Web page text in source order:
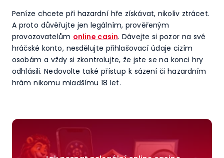
Peníze chcete při hazardní hře získávat, nikoliv ztrácet.
A proto důvěřujte jen legálním, prověřeným
provozovatelům online casin. Dávejte si pozor na své
hráčské konto, nesdělujte přihlašovací údaje cizím
osobám a vždy si zkontrolujte, že jste se na konci hry
odhlásili. Nedovolte také přístup k sázení či hazardním
hrám nikomu mladšímu 18 let.